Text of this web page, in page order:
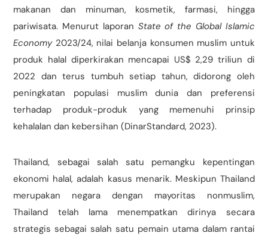
makanan dan minuman, kosmetik, farmasi, hingga
pariwisata. Menurut laporan State of the Global Islamic
Economy2023/24, nilai belanja konsumen muslim untuk
produk halal diperkirakan mencapai US$ 2,29 triliun di
2022 dan terus tumbuh setiap tahun, didorong oleh
peningkatan populasi muslim dunia dan preferensi
terhadap produk-produk yang memenuhi prinsip
kehalalan dan kebersihan (DinarStandard, 2023).
Thailand, sebagai salah satu pemangku kepentingan
ekonomi halal, adalah kasus menarik. Meskipun Thailand
merupakan negara dengan mayoritas nonmuslim,
Thailand telah lama menempatkan dirinya secara
strategis sebagai salah satu pemain utama dalam rantai